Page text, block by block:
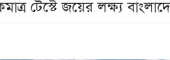
টেস্টে জয়ের লক্ষ্য